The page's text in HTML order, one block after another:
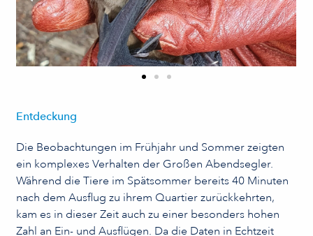
Entdeckung
Die Beobachtungen im Frühjahr und Sommer zeigten
ein komplexes Verhalten der Großen Abendsegler.
Während die Tiere im Spätsommer bereits 40 Minuten
nach dem Ausflug zu ihrem Quartier zurückkehrten,
kam es in dieser Zeit auch zu einer besonders hohen
Zahl an Ein- und Ausflügen. Da die Daten in Echtzeit